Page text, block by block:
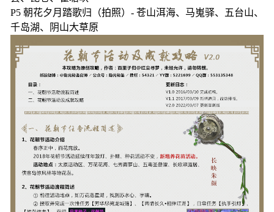
P5 朝花夕月踏歌归（拍照）- 苍山洱海、马嵬驿、五台山、
千岛湖、阴山大草原